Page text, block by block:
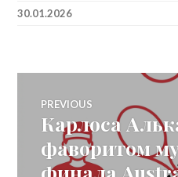
30.01.2026
Post
navigation
PREVIOUS
Previous
post:
Карлоса
фаворитом